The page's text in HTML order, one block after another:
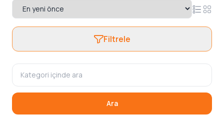
Filtrele
Ara